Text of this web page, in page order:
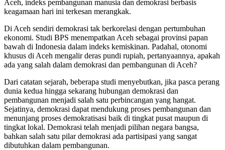
Aceh, indeks pembangunan manusia dan demokrasi berbasis
keagamaan hari ini terkesan merangkak.
Di Aceh sendiri demokrasi tak berkorelasi dengan pertumbuhan
ekonomi. Studi BPS menempatkan Aceh sebagai provinsi papan
bawah di Indonesia dalam indeks kemiskinan. Padahal, otonomi
khusus di Aceh mengalir deras pundi rupiah, pertanyaannya, apakah
ada yang salah dalam demokrasi dan pembangunan di Aceh?
Dari catatan sejarah, beberapa studi menyebutkan, jika pasca perang
dunia kedua hingga sekarang hubungan demokrasi dan
pembangunan menjadi salah satu perbincangan yang hangat.
Sejatinya, demokrasi dapat mendukung proses pembangunan dan
menunjang proses demokratisasi baik di tingkat pusat maupun di
tingkat lokal. Demokrasi telah menjadi pilihan negara bangsa,
bahkan salah satu pilar demokrasi ada partisipasi yang sangat
dibutuhkan dalam pembangunan.